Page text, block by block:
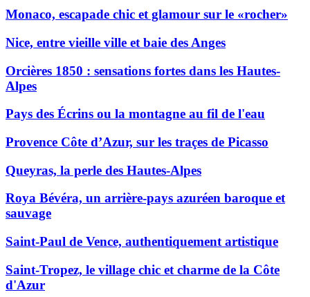
Monaco, escapade chic et glamour sur le «rocher»
Nice, entre vieille ville et baie des Anges
Orcières 1850 : sensations fortes dans les Hautes-
Alpes
Pays des Écrins ou la montagne au fil de l'eau
Provence Côte d’Azur, sur les traçes de Picasso
Queyras, la perle des Hautes-Alpes
Roya Bévéra, un arrière-pays azuréen baroque et
sauvage
Saint-Paul de Vence, authentiquement artistique
Saint-Tropez, le village chic et charme de la Côte
d'Azur